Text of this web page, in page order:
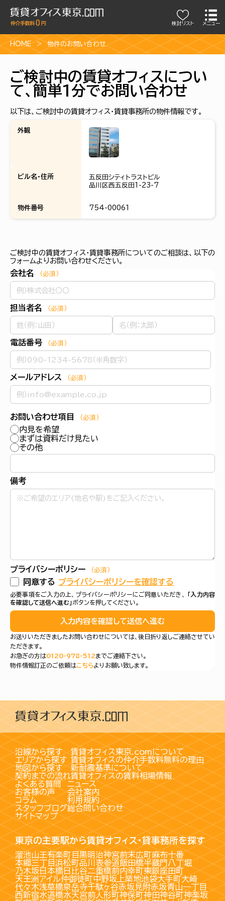
検討リスト メニュー
HOME 物件のお問い合わせ
ご検討中の賃貸オフィスについ
て、簡単1分でお問い合わせ
以下は、ご検討中の賃貸オフィス・賃貸事務所の物件情報です。
外観
ビル名・住所
五反田シティトラストビル
品川区西五反田1-23-7
物件番号 754-00061
ご検討中の賃貸オフィス・賃貸事務所についてのご相談は、以下の
フォームよりお問い合わせください。
会社名 （必須）
担当者名 （必須）
電話番号 （必須）
メールアドレス （必須）
お問い合わせ項目 （必須）
内見を希望
まずは資料だけ見たい
その他
備考
プライバシーポリシー （必須）
同意する プライバシーポリシーを確認する
必要事項をご入力の上、プライバシーポリシーにご同意いただき、
「入力内容
を確認して送信へ進む」ボタンを押してください。
入力内容を確認して送信へ進む
お送りいただきましたお問い合わせについては、後日折り返しご連絡させてい
ただきます。
お急ぎの方は0120-978-512までご連絡下さい。
物件情報訂正のご依頼はこちらよりお願い致します。
沿線から探す
エリアから探す
地図から探す
契約までの流れ
賃貸オフィス東京.comについて
賃貸オフィスの仲介手数料無料の理由
新耐震基準について
賃貸オフィスの賃料相場情報
よくある質問
お客様の声
コラム
スタッフブログ
サイトマップ
ニュース
会社案内
利用規約
総合問い合わせ
東京の主要駅から賃貸オフィス・貸事務所を探す
溜池山王有楽町目黒明治神宮前末広町麻布十番
本郷三丁目浜松町品川 表参道飯田橋半蔵門八丁堀
乃木坂日本橋日比谷二重橋前内幸町東銀座田町
天王洲アイル仲御徒町中野坂上築地池袋大手町大崎
代々木浅草橋泉岳寺千駄ヶ谷赤坂見附赤坂青山一丁目
西新宿水道橋水天宮前人形町神保町神田神谷町神楽坂